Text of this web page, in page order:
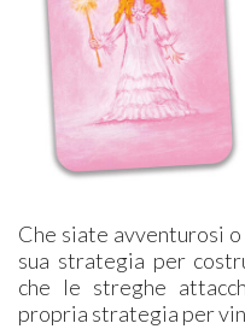
Che siate avventurosi
sua strategia per
che le streghe
propria strategia per